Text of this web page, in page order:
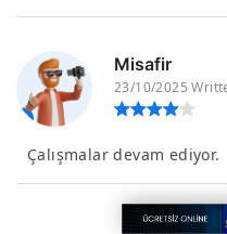
Misafir
23/10/2025
Çalışmalar devam ediyor.